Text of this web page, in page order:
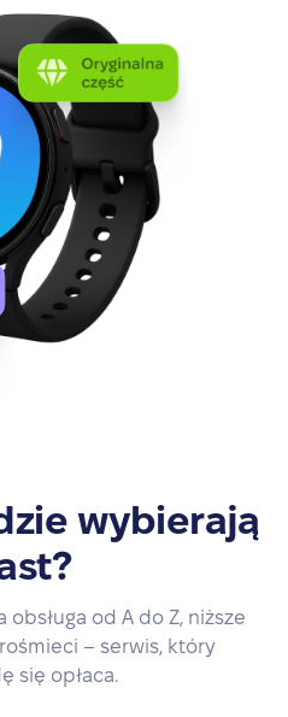
wybierają
obsługa od A do Z, niższe
– serwis, który
się opłaca.